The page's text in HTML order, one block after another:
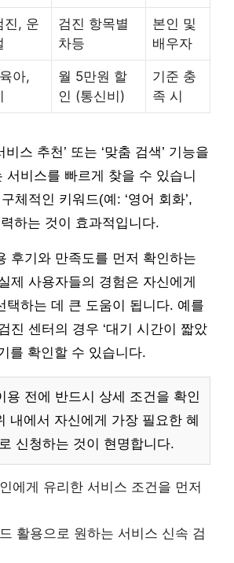
진, 운
검진 항목별
차등
본인 및
배우자
아,
월 5만원 할
인 (통신비)
기준 충
족 시
비스 추천’ 또는 ‘맞춤 검색’ 기능을
서비스를 빠르게 찾을 수 있습니
체적인 키워드(예: ‘영어 회화’,
력하는 것이 효과적입니다.
후기와 만족도를 먼저 확인하는
제 사용자들의 경험은 자신에게
택하는 데 큰 도움이 됩니다. 예를
진 센터의 경우 ‘대기 시간이 짧았
를 확인할 수 있습니다.
용 전에 반드시 상세 조건을 확인
내에서 자신에게 가장 필요한 혜
신청하는 것이 현명합니다.
에게 유리한 서비스 조건을 먼저
활용으로 원하는 서비스 신속 검